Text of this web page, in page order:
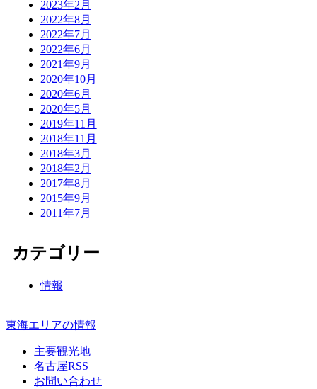
2023年2月
2022年8月
2022年7月
2022年6月
2021年9月
2020年10月
2020年6月
2020年5月
2019年11月
2018年11月
2018年3月
2018年2月
2017年8月
2015年9月
2011年7月
カテゴリー
情報
東海エリアの情報
主要観光地
名古屋RSS
お問い合わせ